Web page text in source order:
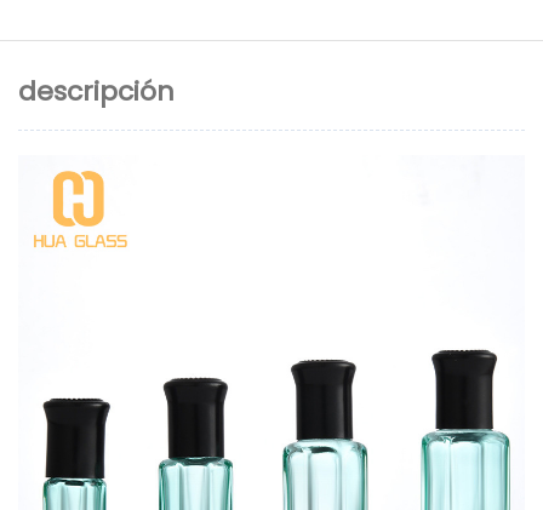
descripción